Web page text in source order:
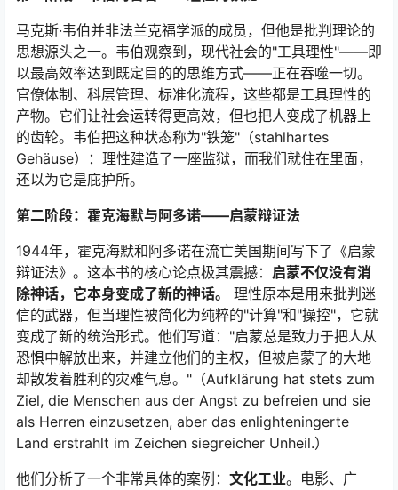
马克斯·韦伯并非法兰克福学派的成员，但他是批判理论的
思想源头之一。韦伯观察到，现代社会的"工具理性"——即
以最高效率达到既定目的的思维方式——正在吞噬一切。
官僚体制、科层管理、标准化流程，这些都是工具理性的
产物。它们让社会运转得更高效，但也把人变成了机器上
的齿轮。韦伯把这种状态称为"铁笼"（stahlhartes
Gehäuse）：理性建造了一座监狱，而我们就住在里面，
还以为它是庇护所。
第二阶段：霍克海默与阿多诺——启蒙辩证法
1944年，霍克海默和阿多诺在流亡美国期间写下了《启蒙
辩证法》。这本书的核心论点极其震撼： 启蒙不仅没有消
除神话，它本身变成了新的神话。
理性原本是用来批判迷
信的武器，但当理性被简化为纯粹的"计算"和"操控"，它就
变成了新的统治形式。他们写道："启蒙总是致力于把人从
恐惧中解放出来，并建立他们的主权，但被启蒙了的大地
却散发着胜利的灾难气息。"（Aufklärung hat stets zum
Ziel, die Menschen aus der Angst zu befreien und sie
als Herren einzusetzen, aber das enlighteningerte
Land erstrahlt im Zeichen siegreicher Unheil.）
他们分析了一个非常具体的案例： 文化工业。电影、广